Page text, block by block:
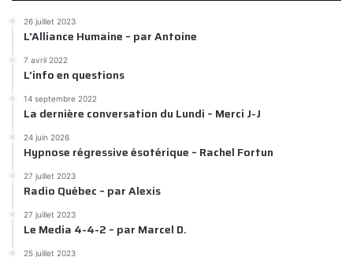
26 juillet 2023
L’Alliance Humaine – par Antoine
7 avril 2022
L’info en questions
14 septembre 2022
La dernière conversation du Lundi – Merci J-J
24 juin 2026
Hypnose régressive ésotérique – Rachel Fortun
27 juillet 2023
Radio Québec – par Alexis
27 juillet 2023
Le Media 4-4-2 – par Marcel D.
25 juillet 2023